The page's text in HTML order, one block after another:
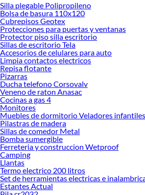
Desde remodelaciones hasta proyectos de
tus ideas realidad. ¡Visítanos y encuentra todo lo que
Accesorios de exterior para autos!
Explora la variedad de productos de Accesorios
en Sodimac
Herramientas, materiales y accesorios de calidad para
renovación de espacios. ¡Visítanos y descubre todo lo
ofrecerte!
Encuentra una amplia variedad de productos de
autos en Sodimac. Encuentra todo lo necesario para
renovación y decoración. ¡Visítanos y haz tus ideas
Silla plegable Polipropileno
Bolsa de basura 110x120
Cubrepisos Geotex
Protecciones para puertas y ventanas
Protector piso silla escritorio
Sillas de escritorio Tela
Accesorios de celulares para auto
Limpia contactos electricos
Repisa flotante
Pizarras
Ducha telefono Corsovalv
Veneno de raton Anasac
Cocinas a gas 4
Monitores
Muebles de dormitorio Veladores infantiles
Pilastras de madera
Sillas de comedor Metal
Bomba sumergible
Ferreteria y construccion Wetproof
Camping
Llantas
Termo electrico 200 litros
Set de herramientas electricas e
Estantes Actual